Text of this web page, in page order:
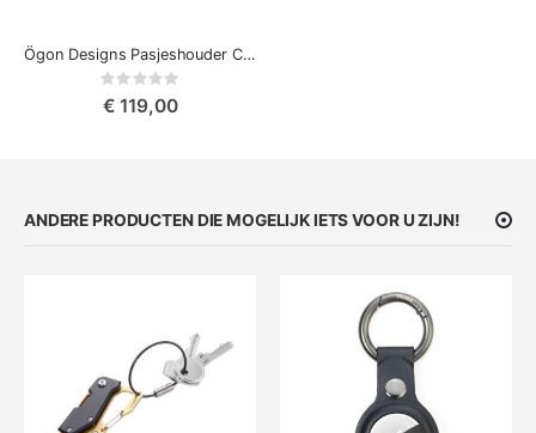
Ögon Designs Pasjeshouder Carbon Fiber
Rating:
€ 119,00
ANDERE PRODUCTEN DIE MOGELIJK IETS VOOR U ZIJN!